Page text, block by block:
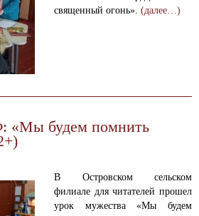
священный огонь».(далее…)
«Мы будем помнить
В Островском сельском
филиале для читателей прошел
урок мужества «Мы будем